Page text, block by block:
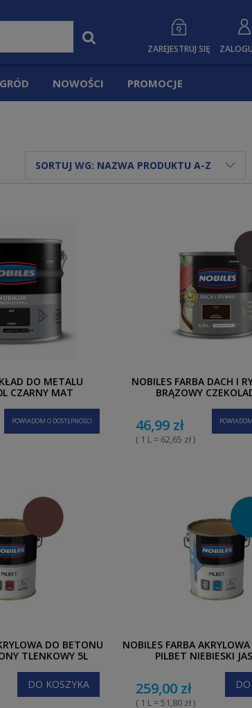
ZAREJESTRUJ SIĘ
NOWOŚCI PROMOCJE
SORTUJ WG: NAZWA PRODUKTU A-Z
DO METALU
CZARNY MAT
POWIADOM O DOSTĘPNOŚCI
NOBILES FARBA DACH I
BRĄZOWY
46,99 zł
( 1 L = 62,65 zł )
DO BETONU
TLENKOWY 5L
DO KOSZYKA
NOBILES FARBA
PILBET NIEBIESKI
259,00 zł
( 1 L = 51,80 zł )